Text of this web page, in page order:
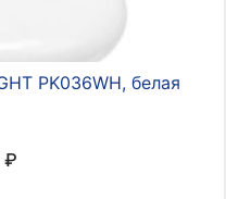
PK036WH, белая
₽